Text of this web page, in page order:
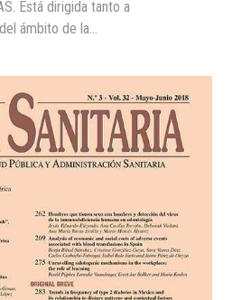
Está dirigida tanto a
ámbito de la…